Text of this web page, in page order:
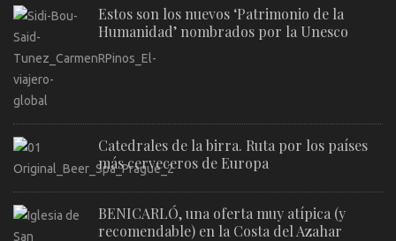
Estos son los nuevos ‘Patrimonio de la
Humanidad’ nombrados por la Unesco
Catedrales de la birra. Ruta por los países
más cerveceros de Europa
BENICARLÓ, una oferta muy atípica (y
recomendable) en la Costa del Azahar